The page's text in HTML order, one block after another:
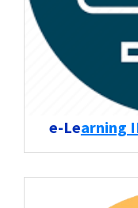
e-Learning